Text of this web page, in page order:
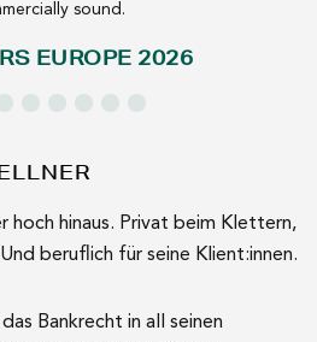
sound.
EUROPE 2026
hoch hinaus. Privat beim Klettern,
beruflich für seine Klient:innen.
Bankrecht in all seinen